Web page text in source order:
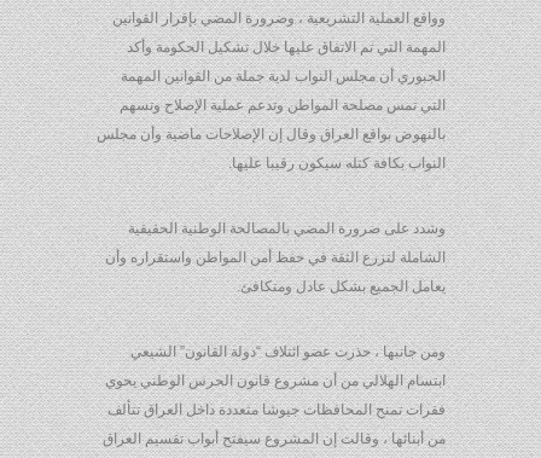
وواقع العملية التشريعية ، وضرورة المضي بإقرار القوانين
المهمة التي تم الاتفاق عليها خلال تشكيل الحكومة وأكد
الجبوري أن مجلس النواب لدية جملة من القوانين المهمة
التي تمس مصلحة المواطن وتدعم عملية الإصلاح وتسهم
بالنهوض بواقع العراق وقال إن الإصلاحات ماضية وأن مجلس
النواب بكافة كتله سيكون رقيبا عليها.
وشدد على ضرورة المضي بالمصالحة الوطنية الحقيقية
الشاملة لتزرع الثقة في حفظ أمن المواطن واستقراره وأن
يعامل الجميع بشكل عادل ومتكافئ.
ومن جانبها ، حذرت عضو ائتلاف “دولة القانون” الشيعي
ابتسام الهلالي من أن مشروع قانون الحرس الوطني يحوي
فقرات تمنح المحافظات جيوشا متعددة داخل العراق تتألف
من أبنائها ، وقالت إن المشروع سيفتح أبواب تقسيم العراق